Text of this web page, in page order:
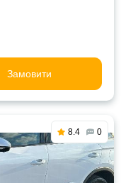
Замовити
8.4 0